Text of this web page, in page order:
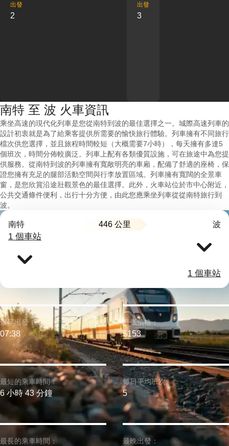
出發
2
出發
3
南特 至 波 火車資訊
乘坐高速的現代化列車是您從南特到波的最佳選擇之一。城際高速列車的
設計初衷就是為了給乘客提供所需要的愉快旅行體驗。列車擁有不同旅行
檔次供您選擇，並且旅程時間較短（大概需要7小時），每天擁有多達5
個班次，時間分佈較廣泛。列車上配有各類優質設施，可在旅途中為您提
供服務。從南特到波的列車擁有寬敞明亮的車廂，配備了舒適的座椅，保
證您擁有充足的腿部活動空間與行李放置區域。列車擁有寬闊的全景車
窗，是您欣賞沿途壯觀景色的最佳選擇。此外，火車站位於市中心附近，
公共交通條件便利，出行十分方便，由此您應乘坐列車從從南特旅行到
波。
南特 446 公里 波
1 個車站
1 個車站
最短的乘車時間：
6 小時 43 分鐘
最早出發：
07:38
最長的乘車時間：
最低價格：
$153
每日平均班次:
5
最晚出發：